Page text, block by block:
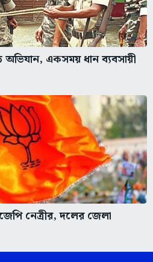
একসময় ধান ব্যবসায়ী
নেত্রীর, দলের জেলা